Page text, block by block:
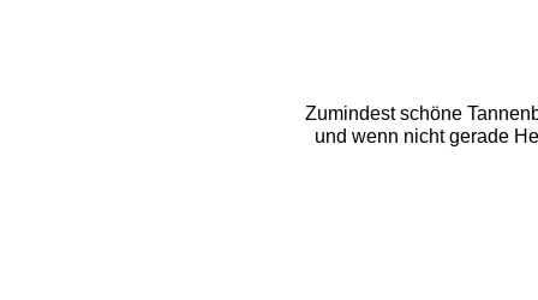
Zumindest schöne
und wenn nicht gerade